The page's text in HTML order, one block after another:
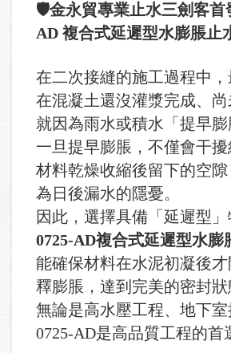
🛡️金永貿專業止水三劍客首
AD 複合式延遲型水膨脹止
在二次接縫的施工過程中
在混凝土還沒灌漿完成、尚
就因為雨水或積水「提早膨
一旦提早膨脹，不僅會干擾
材料乾燥收縮後留下的空
為日後漏水的隱憂。
因此，選擇具備「延遲型
0725-AD複合式延遲型水膨
能確保材料在水泥初凝後
釋膨脹，達到完美的密封狀
無論是高水壓工程、地下室
0725-AD是高品質工程的首